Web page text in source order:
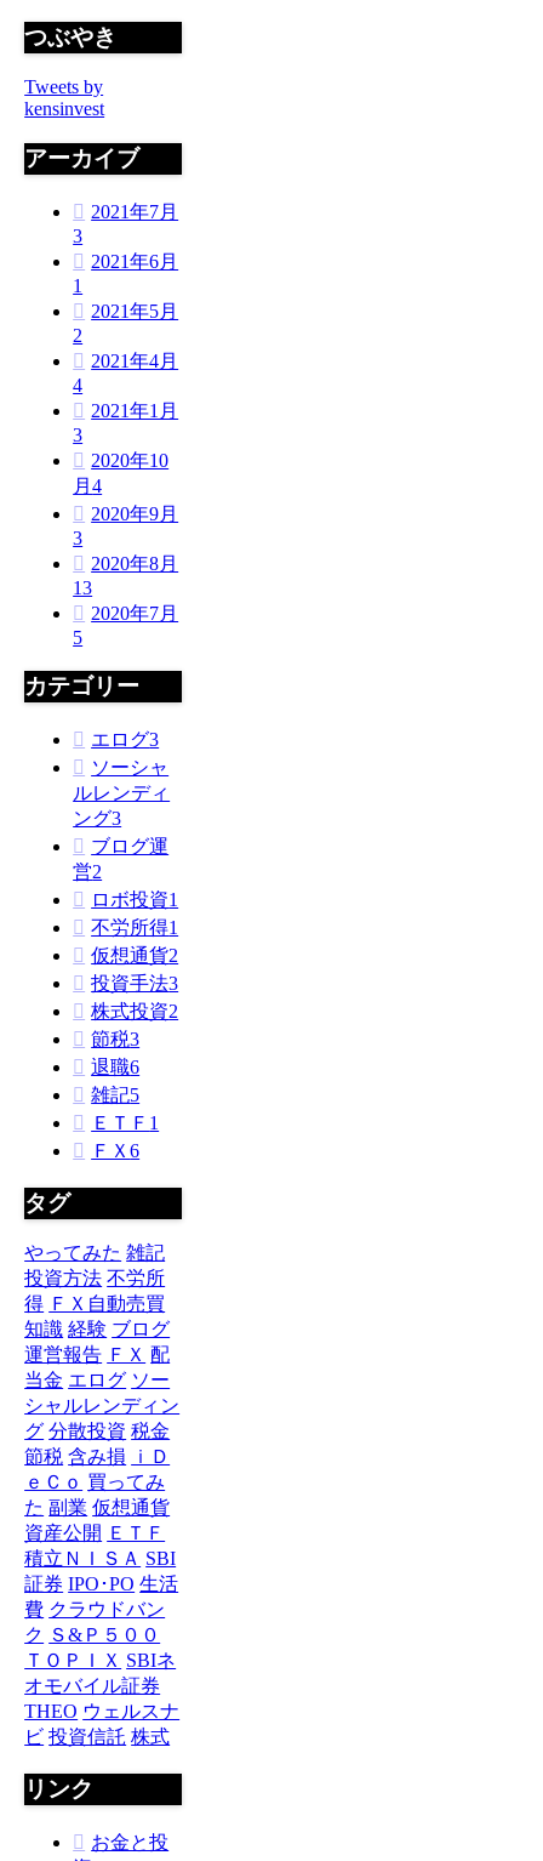
つぶやき
Tweets by
kensinvest
アーカイブ
2021年7月
3
2021年6月
1
2021年5月
2
2021年4月
4
2021年1月
3
2020年10
月4
2020年9月
3
2020年8月
13
2020年7月
5
カテゴリー
エログ3
ソーシャ
ルレンディ
ング3
ブログ運
営2
ロボ投資1
不労所得1
仮想通貨2
投資手法3
株式投資2
節税3
退職6
雑記5
ＥＴＦ 1
ＦＸ6
タグ
やってみた 雑記
投資方法 不労所
得 ＦＸ自動売買
知識 経験 ブログ
運営報告 ＦＸ 配
当金 エログ ソー
シャルレンディン
グ 分散投資 税金
節税 含み損
ｉＤ
ｅＣｏ 買ってみ
た 副業 仮想通貨
資産公開 ＥＴＦ
積立ＮＩＳＡ SBI
証券 IPO･PO 生活
費 クラウドバン
ク Ｓ&Ｐ５００
ＴＯＰＩＸ SBIネ
オモバイル証券
THEO ウェルスナ
ビ 投資信託 株式
リンク
お金と投